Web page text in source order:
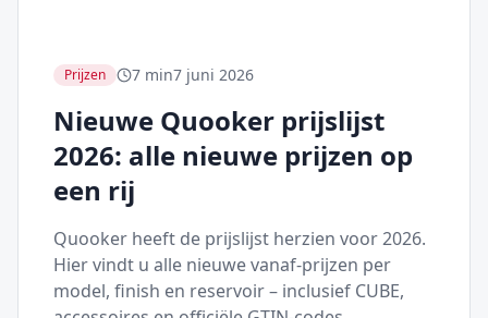
Prijzen 7 min7 juni 2026
Nieuwe Quooker prijslijst
2026: alle nieuwe prijzen op
een rij
Quooker heeft de prijslijst herzien voor 2026.
Hier vindt u alle nieuwe vanaf-prijzen per
model, finish en reservoir – inclusief CUBE,